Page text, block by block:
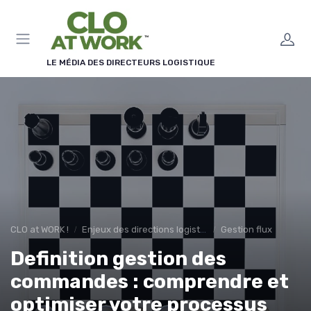
LE MÉDIA DES DIRECTEURS LOGISTIQUE
CLO at WORK ! Enjeux des directions logistiques Gestion flux
Definition gestion des
commandes : comprendre et
optimiser votre processus
Panneau de gestion des cookies